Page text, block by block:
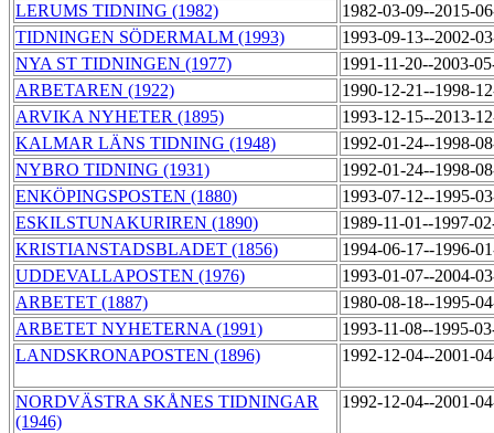
LERUMS TIDNING (1982)
1982-03-09--2015-
TIDNINGEN SÖDERMALM (1993)
1993-09-13--2002-
NYA ST TIDNINGEN (1977)
1991-11-20--2003-
ARBETAREN (1922)
1990-12-21--1998-
ARVIKA NYHETER (1895)
1993-12-15--2013-
KALMAR LÄNS TIDNING (1948)
1992-01-24--1998-
NYBRO TIDNING (1931)
1992-01-24--1998-
ENKÖPINGSPOSTEN (1880)
1993-07-12--1995-
ESKILSTUNAKURIREN (1890)
1989-11-01--1997-
KRISTIANSTADSBLADET (1856)
1994-06-17--1996-
UDDEVALLAPOSTEN (1976)
1993-01-07--2004-
ARBETET (1887)
1980-08-18--1995-
ARBETET NYHETERNA (1991)
1993-11-08--1995-
LANDSKRONAPOSTEN (1896)
1992-12-04--2001-
NORDVÄSTRA SKÅNES TIDNINGAR
(1946)
1992-12-04--2001-